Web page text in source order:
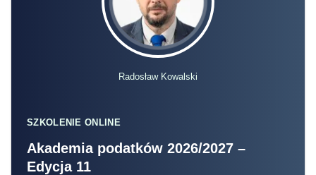
Radosław Kowalski
SZKOLENIE ONLINE
Akademia podatków 2026/2027 –
Edycja 11